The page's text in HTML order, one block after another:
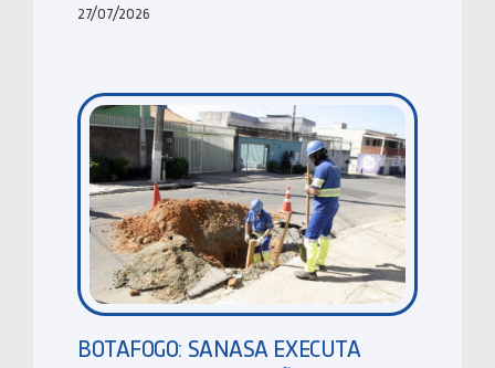
27/07/2026
BOTAFOGO: SANASA EXECUTA